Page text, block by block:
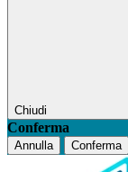
Chiudi
Conferma
Annulla Conferma